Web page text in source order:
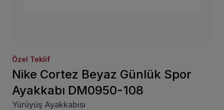
Özel Teklif
Nike Cortez Beyaz Günlük Spor
Ayakkabı DM0950-108
Yürüyüş Ayakkabısı